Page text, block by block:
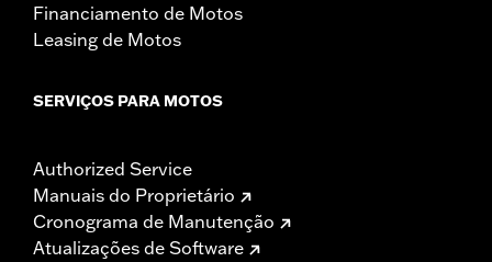
Financiamento de Motos
Leasing de Motos
SERVIÇOS PARA MOTOS
Authorized Service
Manuais do Proprietário
Cronograma de Manutenção
Atualizações de Software